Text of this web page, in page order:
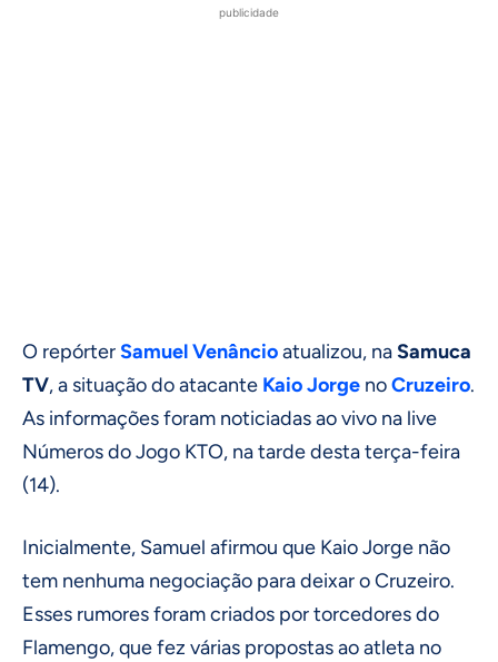
publicidade
O repórterSamuel Venâncioatualizou, naSamuca
TV, a situação do atacante Kaio Jorge noCruzeiro.
As informações foram noticiadas ao vivo na live
Números do Jogo KTO, na tarde desta terça-feira
(14).
Inicialmente, Samuel afirmou que Kaio Jorge não
tem nenhuma negociação para deixar o Cruzeiro.
Esses rumores foram criados por torcedores do
Flamengo, que fez várias propostas ao atleta no